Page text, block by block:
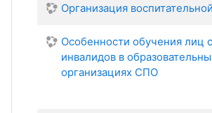
Организация
Особенности обучения лиц
инвалидов в
организациях СПО